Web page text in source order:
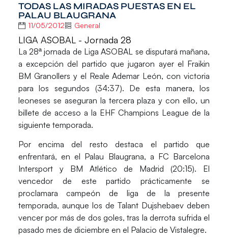
TODAS LAS MIRADAS PUESTAS EN EL
PALAU BLAUGRANA
11/05/2012 General
LIGA ASOBAL - Jornada 28
La 28ª jornada de Liga ASOBAL se disputará mañana,
a excepción del partido que jugaron ayer el Fraikin
BM Granollers y el Reale Ademar León, con victoria
para los segundos (34:37). De esta manera, los
leoneses se aseguran la tercera plaza y con ello, un
billete de acceso a la EHF Champions League de la
siguiente temporada.
Por encima del resto destaca el partido que
enfrentará, en el Palau Blaugrana, a FC Barcelona
Intersport y BM Atlético de Madrid (20:15). El
vencedor de este partido prácticamente se
proclamara campeón de liga de la presente
temporada, aunque los de Talant Dujshebaev deben
vencer por más de dos goles, tras la derrota sufrida el
pasado mes de diciembre en el Palacio de Vistalegre.